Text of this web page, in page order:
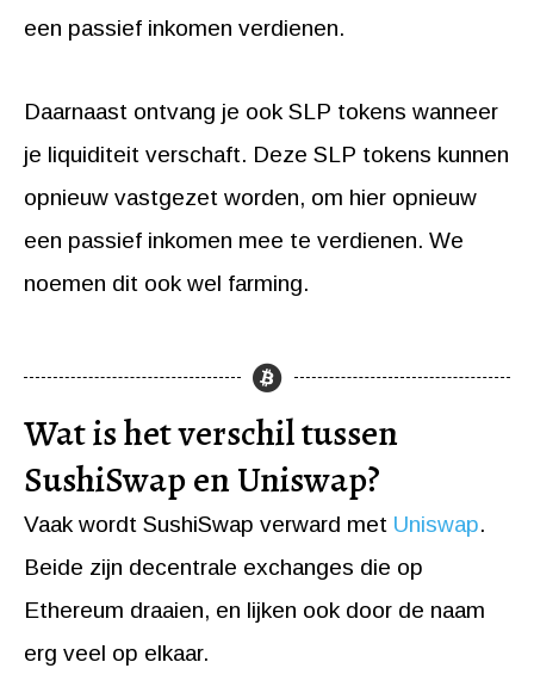
een passief inkomen verdienen.
Daarnaast ontvang je ook SLP tokens wanneer
je liquiditeit verschaft. Deze SLP tokens kunnen
opnieuw vastgezet worden, om hier opnieuw
een passief inkomen mee te verdienen. We
noemen dit ook wel farming.
Wat is het verschil tussen
SushiSwap en Uniswap?
Vaak wordt SushiSwap verward met Uniswap.
Beide zijn decentrale exchanges die op
Ethereum draaien, en lijken ook door de naam
erg veel op elkaar.